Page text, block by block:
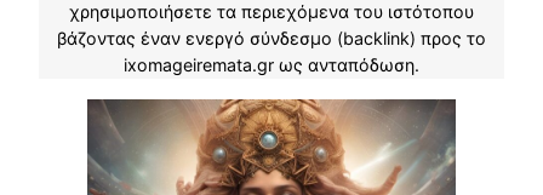
χρησιμοποιήσετε τα περιεχόμενα του ιστότοπου
βάζοντας έναν ενεργό σύνδεσμο (backlink) προς το
ixomageiremata.gr ως ανταπόδωση.